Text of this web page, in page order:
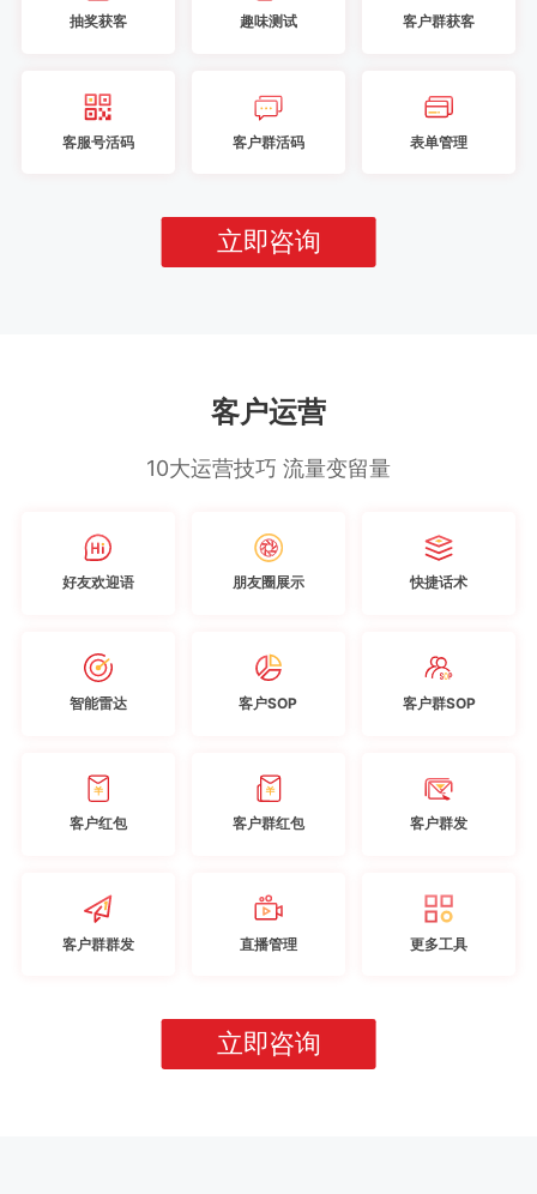
抽奖获客 趣味测试 客户群获客
客服号活码 客户群活码 表单管理
立即咨询
客户运营
10大运营技巧 流量变留量
好友欢迎语 朋友圈展示 快捷话术
智能雷达 客户SOP 客户群SOP
客户红包 客户群红包 客户群发
客户群群发 直播管理 更多工具
立即咨询